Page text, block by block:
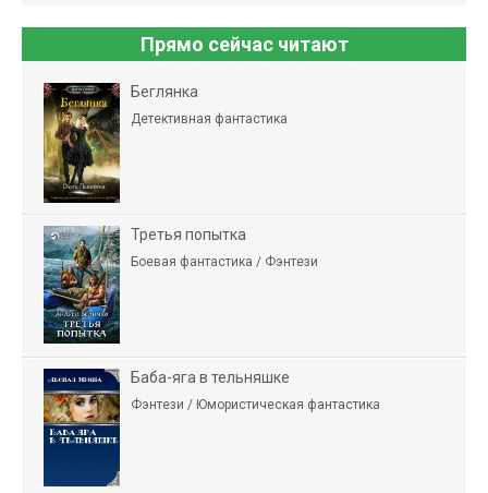
Прямо сейчас читают
Беглянка
Детективная фантастика
Третья попытка
Боевая фантастика / Фэнтези
Баба-яга в тельняшке
Фэнтези / Юмористическая фантастика